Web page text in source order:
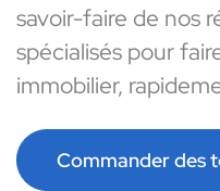
savoir-faire de nos
spécialisés pour
immobilier,
Commander des